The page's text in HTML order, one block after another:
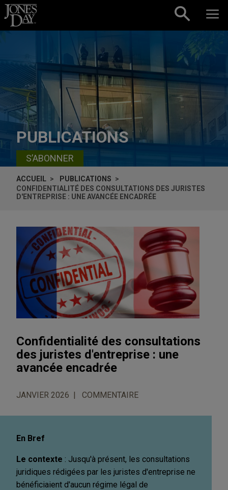
Skip to content
PUBLICATIONS
S’ABONNER
ACCUEIL
PUBLICATIONS
CONFIDENTIALITÉ DES CONSULTATIONS DES JURISTES
D'ENTREPRISE : UNE AVANCÉE ENCADRÉE
Confidentialité des consultations
des juristes d'entreprise : une
avancée encadrée
JANVIER 2026 COMMENTAIRE
En Bref
Le contexte : Jusqu'à présent, les consultations
juridiques rédigées par les juristes d'entreprise ne
bénéficiaient d'aucun régime légal de